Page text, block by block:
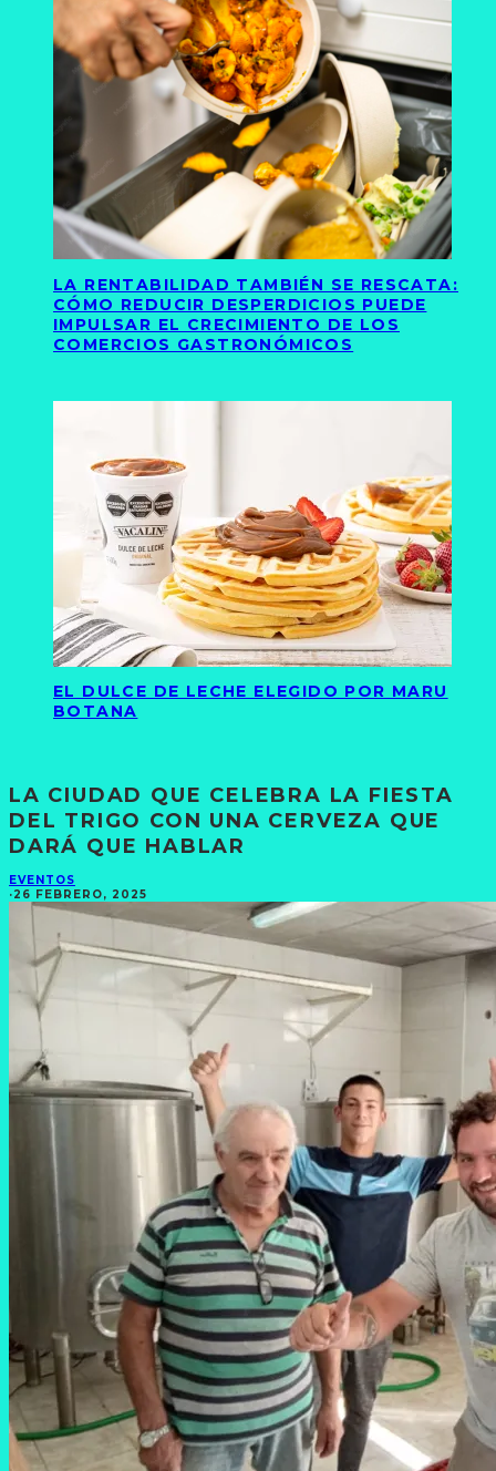
LA RENTABILIDAD TAMBIÉN SE RESCATA:
CÓMO REDUCIR DESPERDICIOS PUEDE
IMPULSAR EL CRECIMIENTO DE LOS
COMERCIOS GASTRONÓMICOS
EL DULCE DE LECHE ELEGIDO POR MARU
BOTANA
LA CIUDAD QUE CELEBRA LA FIESTA
DEL TRIGO CON UNA CERVEZA QUE
DARÁ QUE HABLAR
EVENTOS
·26 FEBRERO, 2025